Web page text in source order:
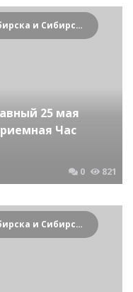
Криминальные новости Новосибирска и Сибирского региона
25 мая
Час
0 821
Криминальные новости Новосибирска и Сибирского региона